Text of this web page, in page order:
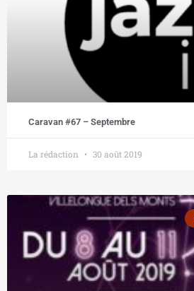
Caravan #67 – Septembre
La rédaction 30 août 2019